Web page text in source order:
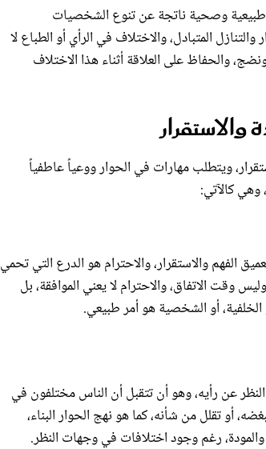
وصحية ناتجة عن تنوع الشخصيات
المتبادل، والاختلاف في الرأي أو الطباع لا
والحفاظ على العلاقة أثناء هذا الاختلاف
ويتطلب مهارات في الحوار ووعياً عاطفياً
وهي كالآتي:
الفهم والاستقرار، والاحترام هو الدرع التي تحمي
الاتفاق، والاحترام لا يعني الموافقة، بل
أو الشخصية هو أمر طبيعي.
عن رأيه، وهو أن تتقبل أن الناس مختلفون في
أو تقلل من شأنه، كما هو نهج الحوار البناء،
رغم وجود اختلافات في وجهات النظر.